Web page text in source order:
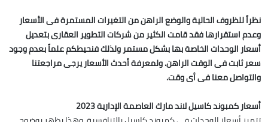
نظراً للظروف الحالية والوضع الراهن من التغيرات المستمرة فى الأسعار
وعدم استقرارها فقد قامت الكثير من شركات التطوير العقارى بتعديل
أسعار الوحدات الخاصة بها بشكل مستمر ولذلك فنحيطكم علماً بعدم وجود
سعر ثابت فى الوقت الراهن. ولمعرفة أحدث الأسعار يرجى مراجعتنا
والتواصل معنا فى أى وقت.
أسعار كمبوند كاسيل لاند مارك العاصمة الإدارية 2023